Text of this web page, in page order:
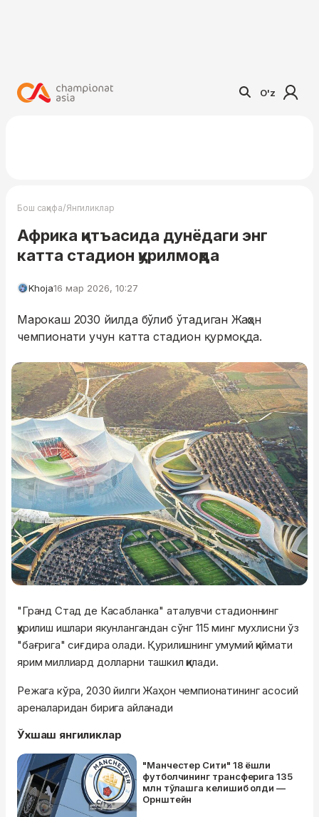
O'z
Бош саҳифа/Янгиликлар
Африка қитъасида дунёдаги энг
катта стадион қурилмоқда
Khoja16 мар 2026, 10:27
Марокаш 2030 йилда бўлиб ўтадиган Жаҳон
чемпионати учун катта стадион қурмоқда.
"Гранд Стад де Касабланка" аталувчи стадионнинг
қурилиш ишлари якунлангандан сўнг 115 минг мухлисни ўз
"бағрига" сиғдира олади. Қурилишнинг умумий қиймати
ярим миллиард долларни ташкил қилади.
Режага кўра, 2030 йилги Жаҳон чемпионатининг асосий
ареналаридан бирига айланади
Ўхшаш янгиликлар
"Манчестер Сити" 18 ёшли
футболчининг трансферига 135
млн тўлашга келишиб олди —
Орнштейн